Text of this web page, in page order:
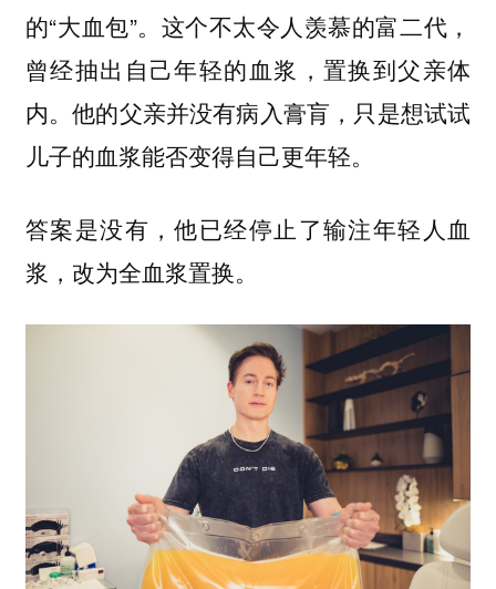
的“大血包”。这个不太令人羡慕的富二代，
曾经抽出自己年轻的血浆，置换到父亲体
内。他的父亲并没有病入膏肓，只是想试试
儿子的血浆能否变得自己更年轻。
答案是没有，他已经停止了输注年轻人血
浆，改为全血浆置换。